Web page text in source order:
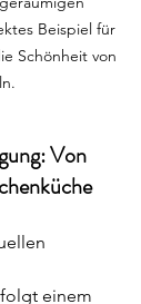
Beispiel für
Schönheit von
Von
einem